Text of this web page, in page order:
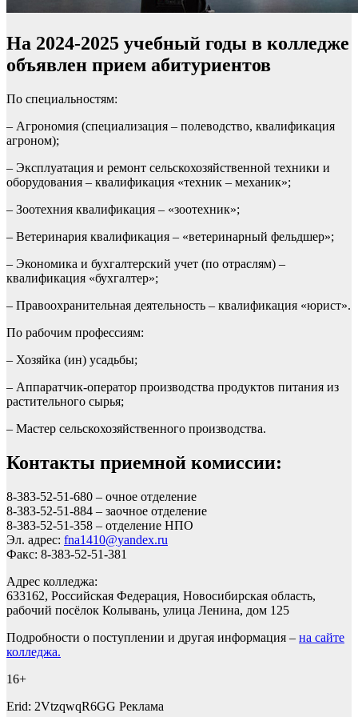
На 2024-2025 учебный годы в колледже
объявлен прием абитуриентов
По специальностям:
– Агрономия (специализация – полеводство, квалификация
агроном);
– Эксплуатация и ремонт сельскохозяйственной техники и
оборудования – квалификация «техник – механик»;
– Зоотехния квалификация – «зоотехник»;
– Ветеринария квалификация – «ветеринарный фельдшер»;
– Экономика и бухгалтерский учет (по отраслям) –
квалификация «бухгалтер»;
– Правоохранительная деятельность – квалификация «юрист».
По рабочим профессиям:
– Хозяйка (ин) усадьбы;
– Аппаратчик-оператор производства продуктов питания из
растительного сырья;
– Мастер сельскохозяйственного производства.
Контакты приемной комиссии:
8-383-52-51-680 – очное отделение
8-383-52-51-884 – заочное отделение
8-383-52-51-358 – отделение НПО
Эл. адрес: fna1410@yandex.ru
Факс: 8-383-52-51-381
Адрес колледжа:
633162, Российская Федерация, Новосибирская область,
рабочий посёлок Колывань, улица Ленина, дом 125
Подробности о поступлении и другая информация – на сайте
колледжа.
16+
Erid: 2VtzqwqR6GG Реклама